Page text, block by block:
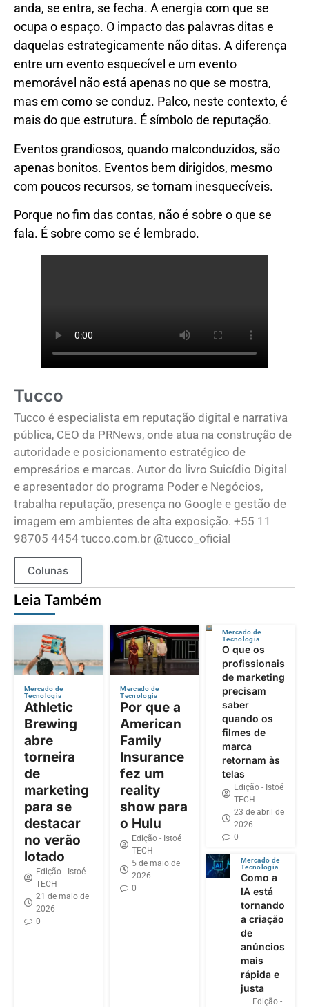
anda, se entra, se fecha. A energia com que se
ocupa o espaço. O impacto das palavras ditas e
daquelas estrategicamente não ditas. A diferença
entre um evento esquecível e um evento
memorável não está apenas no que se mostra,
mas em como se conduz. Palco, neste contexto, é
mais do que estrutura. É símbolo de reputação.
Eventos grandiosos, quando malconduzidos, são
apenas bonitos. Eventos bem dirigidos, mesmo
com poucos recursos, se tornam inesquecíveis.
Porque no fim das contas, não é sobre o que se
fala. É sobre como se é lembrado.
Tucco
Tucco é especialista em reputação digital e narrativa
pública, CEO da PRNews, onde atua na construção de
autoridade e posicionamento estratégico de
empresários e marcas. Autor do livro Suicídio Digital
e apresentador do programa Poder e Negócios,
trabalha reputação, presença no Google e gestão de
imagem em ambientes de alta exposição. +55 11
98705 4454 tucco.com.br @tucco_oficial
Colunas
Leia Também
Mercado de
Tecnologia
Athletic
Brewing
abre
torneira
de
marketing
para se
destacar
no verão
lotado
Edição - Istoé
TECH
21 de maio de
2026
0
Mercado de
Tecnologia
Por que a
American
Family
Insurance
fez um
reality
show para
o Hulu
Edição - Istoé
TECH
5 de maio de
2026
0
Mercado de
Tecnologia
O que os
profissionais
de marketing
precisam
saber
quando os
filmes de
marca
retornam às
telas
Edição - Istoé
TECH
23 de abril de
2026
0
Mercado de
Tecnologia
Como a
IA está
tornando
a criação
de
anúncios
mais
rápida e
justa
Edição -